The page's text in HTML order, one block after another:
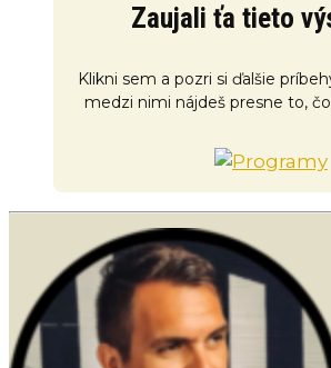
Zaujali ťa tieto
Klikni sem a pozri si ďalšie
medzi nimi nájdeš presne to,